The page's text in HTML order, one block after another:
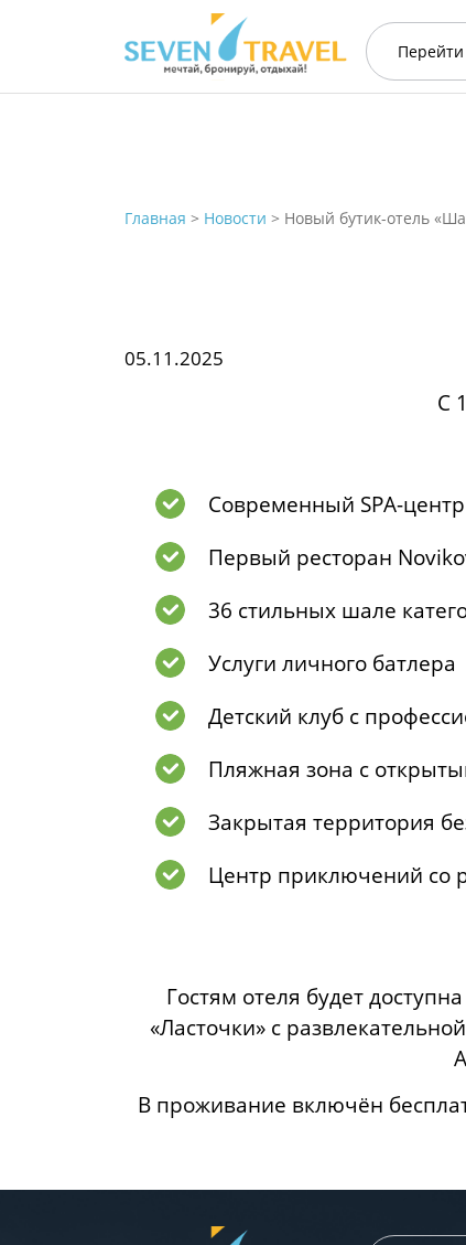
Главная > Новости > Новый бутик-отель
05.11.2025
С
Современный SPA-
Первый ресторан
36 стильных шале
Услуги личного батлера
Детский клуб с
Пляжная зона с
Закрытая территория
Центр приключений со
Гостям отеля будет
«Ласточки» с
В проживание включён